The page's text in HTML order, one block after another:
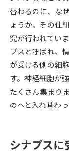
大学で学べる内
新増設大学・学部・
データサイエンス特
替わるのに、な
ょうか。その仕
究が行われてい
プスと呼ばれ、
が受ける側の細
す。神経細胞が
たくさん集まり
のへと入れ替わっ
シナプスに